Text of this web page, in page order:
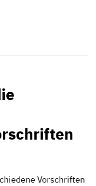
Vorschriften